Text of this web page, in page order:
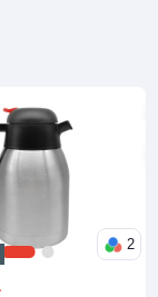
1 2
2